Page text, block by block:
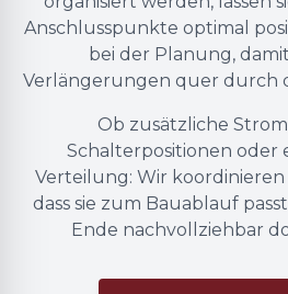
Anschlusspunkte optimal
bei der Planung,
Verlängerungen quer durch
Ob zusätzliche
Schalterpositionen oder
Verteilung: Wir
dass sie zum Bauablauf
Ende nachvollziehbar